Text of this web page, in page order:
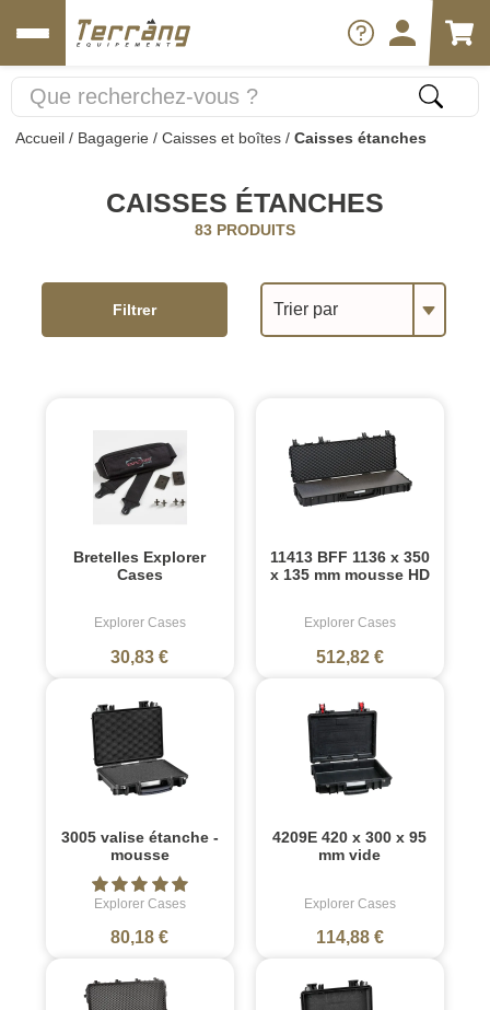
Accueil / Bagagerie / Caisses et boîtes / Caisses étanches
CAISSES ÉTANCHES
83 PRODUITS
Trier par
Filtrer
Bretelles Explorer
Cases
Explorer Cases
30,83 €
11413 BFF 1136 x 350
x 135 mm mousse HD
Explorer Cases
512,82 €
3005 valise étanche -
mousse
Explorer Cases
80,18 €
4209E 420 x 300 x 95
mm vide
Explorer Cases
114,88 €